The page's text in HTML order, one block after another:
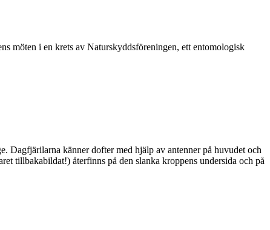
möten i en krets av Naturskyddsföreningen, ett entomologisk
Dagfjärilarna känner dofter med hjälp av antenner på huvudet och
tillbakabildat!) återfinns på den slanka kroppens undersida och på